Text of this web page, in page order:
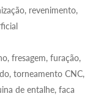
revenimento,
fresagem, furação,
torneamento CNC,
de entalhe, faca